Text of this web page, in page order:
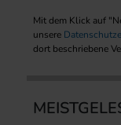
Mit dem Klick auf
unsere
dort beschriebene